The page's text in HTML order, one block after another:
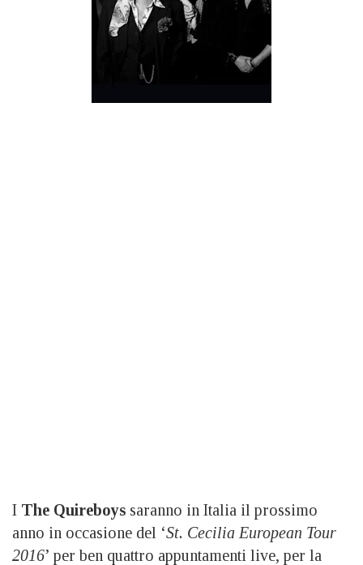
I The Quireboys saranno in Italia il prossimo
anno in occasione del ‘St. Cecilia European Tour
2016’ per ben quattro appuntamenti live, per la